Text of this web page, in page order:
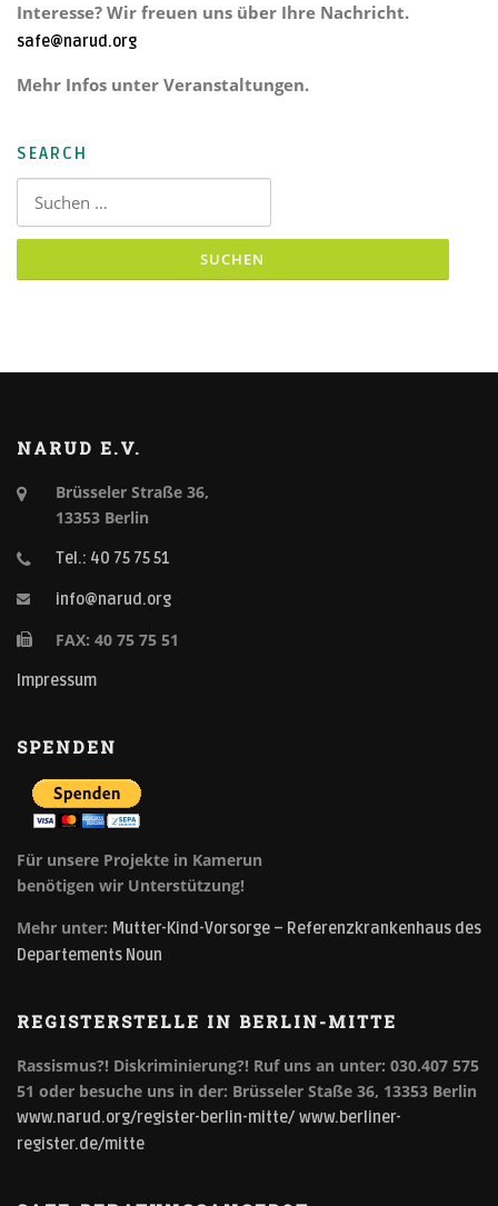
Interesse? Wir freuen uns über Ihre Nachricht.
safe@narud.org
Mehr Infos unter Veranstaltungen.
SEARCH
Suchen nach:
NARUD E.V.
Brüsseler Straße 36,
13353 Berlin
Tel.: 40 75 75 51
info@narud.org
FAX: 40 75 75 51
Impressum
SPENDEN
Für unsere Projekte in Kamerun
benötigen wir Unterstützung!
Mehr unter: Mutter-Kind-Vorsorge – Referenzkrankenhaus des
Departements Noun
REGISTERSTELLE IN BERLIN-MITTE
Rassismus?! Diskriminierung?! Ruf uns an unter: 030.407 575
51 oder besuche uns in der: Brüsseler Staße 36, 13353 Berlin
www.narud.org/register-berlin-mitte/ www.berliner-
register.de/mitte